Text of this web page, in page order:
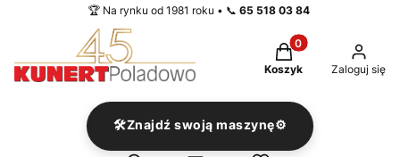
🏆 Na rynku od 1981 roku • 📞 65 518 03 84
Produkty w
Koszyk Zaloguj się
🛠️Znajdź swoją maszynę⚙️